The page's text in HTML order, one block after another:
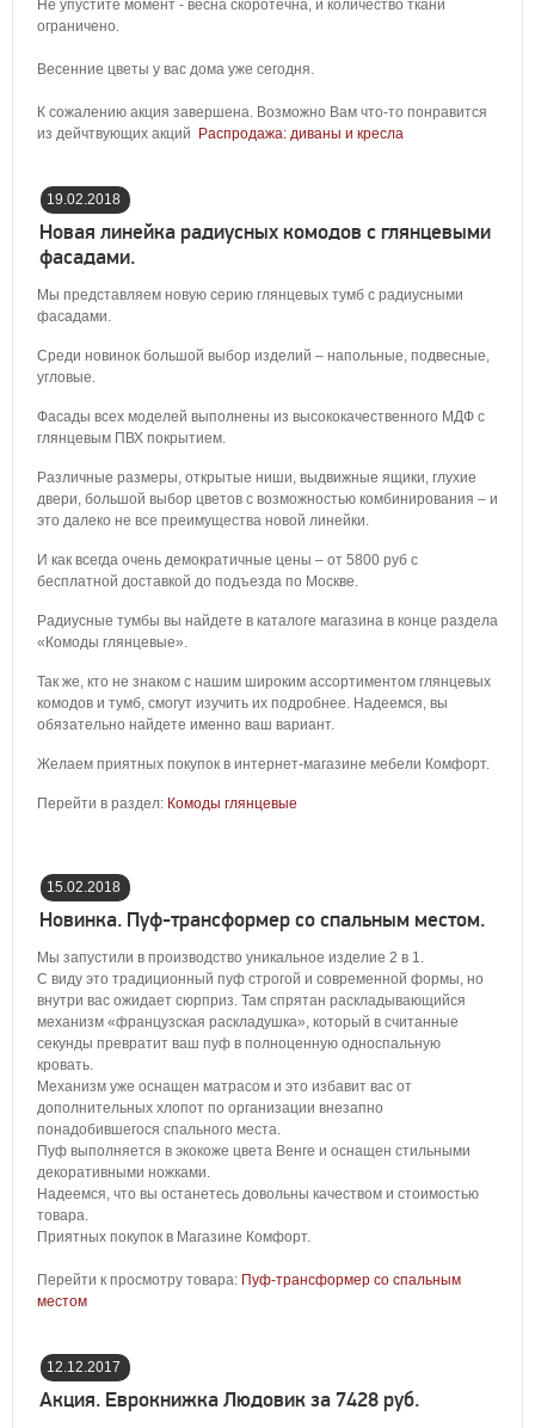
Не упустите момент - весна скоротечна, и количество ткани
ограничено.
Весенние цветы у вас дома уже сегодня.
К сожалению акция завершена. Возможно Вам что-то понравится
из дейчтвующих акций
Распродажа: диваны и кресла
19.02.2018
19:46:00
Новая линейка радиусных комодов с глянцевыми
фасадами.
Мы представляем новую серию глянцевых тумб с радиусными
фасадами.
Среди новинок большой выбор изделий – напольные, подвесные,
угловые.
Фасады всех моделей выполнены из высококачественного МДФ с
глянцевым ПВХ покрытием.
Различные размеры, открытые ниши, выдвижные ящики, глухие
двери, большой выбор цветов с возможностью комбинирования – и
это далеко не все преимущества новой линейки.
И как всегда очень демократичные цены – от 5800 руб с
бесплатной доставкой до подъезда по Москве.
Радиусные тумбы вы найдете в каталоге магазина в конце раздела
«Комоды глянцевые».
Так же, кто не знаком с нашим широким ассортиментом глянцевых
комодов и тумб, смогут изучить их подробнее. Надеемся, вы
обязательно найдете именно ваш вариант.
Желаем приятных покупок в интернет-магазине мебели Комфорт.
Перейти в раздел: Комоды глянцевые
15.02.2018
17:28:00
Новинка. Пуф-трансформер со спальным местом.
Мы запустили в производство уникальное изделие 2 в 1.
С виду это традиционный пуф строгой и современной формы, но
внутри вас ожидает сюрприз. Там спрятан раскладывающийся
механизм «французская раскладушка», который в считанные
секунды превратит ваш пуф в полноценную односпальную
кровать.
Механизм уже оснащен матрасом и это избавит вас от
дополнительных хлопот по организации внезапно
понадобившегося спального места.
Пуф выполняется в экокоже цвета Венге и оснащен стильными
декоративными ножками.
Надеемся, что вы останетесь довольны качеством и стоимостью
товара.
Приятных покупок в Магазине Комфорт.
Перейти к просмотру товара: Пуф-трансформер со спальным
местом
12.12.2017
04:36:00
Акция. Еврокнижка Людовик за 7428 руб.